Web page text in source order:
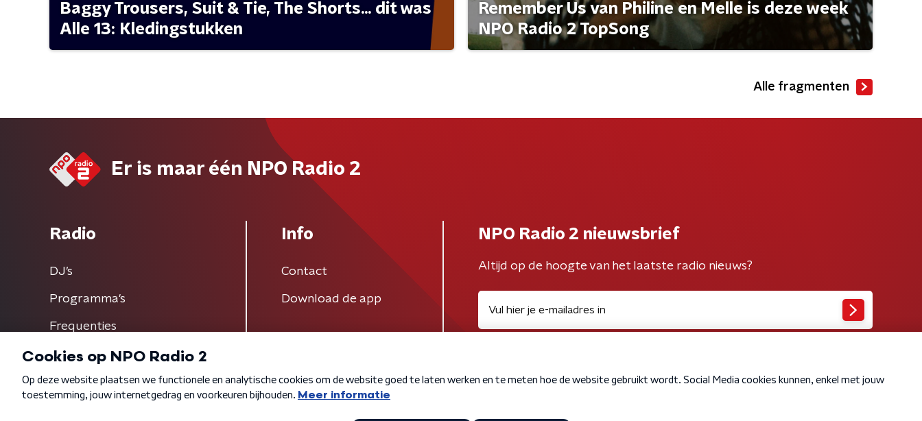
Baggy Trousers, Suit & Tie, The Shorts... dit was
Alle 13: Kledingstukken
Remember Us van Philine en Melle is deze week
NPO Radio 2 TopSong
Alle fragmenten
Er is maar één NPO Radio 2
Radio
DJ’s
Programma's
Frequenties
Info
Contact
Download de app
NPO Radio 2 nieuwsbrief
Altijd op de hoogte van het laatste radio nieuws?
Algemene voorwaarden Privacybeleid